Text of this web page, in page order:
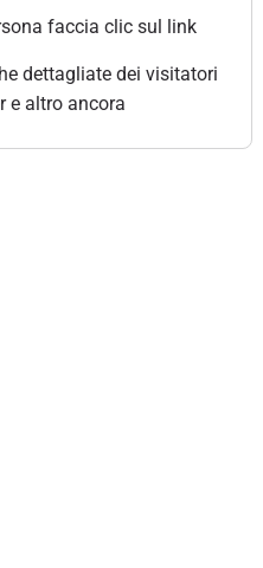
faccia clic sul link
dettagliate dei visitatori
e altro ancora